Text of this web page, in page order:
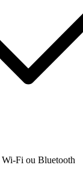
Wi-Fi ou Bluetooth